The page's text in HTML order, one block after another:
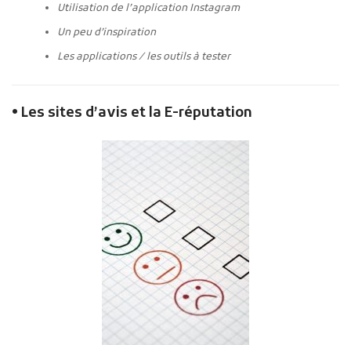
Utilisation de l’application Instagram
Un peu d’inspiration
Les applications / les outils à tester
• Les sites d’avis et la E-réputation